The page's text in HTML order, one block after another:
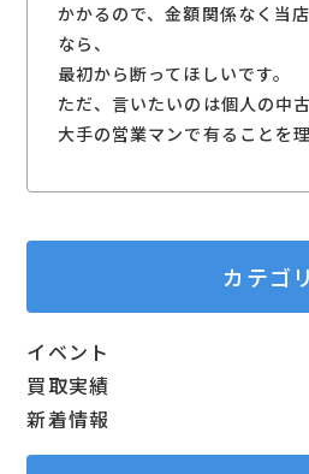
かかるので、金額関係なく当
なら、
最初から断ってほしいです。
ただ、言いたいのは個人の中
大手の営業マンで有ることを
カテゴリ
イベント
買取実績
新着情報